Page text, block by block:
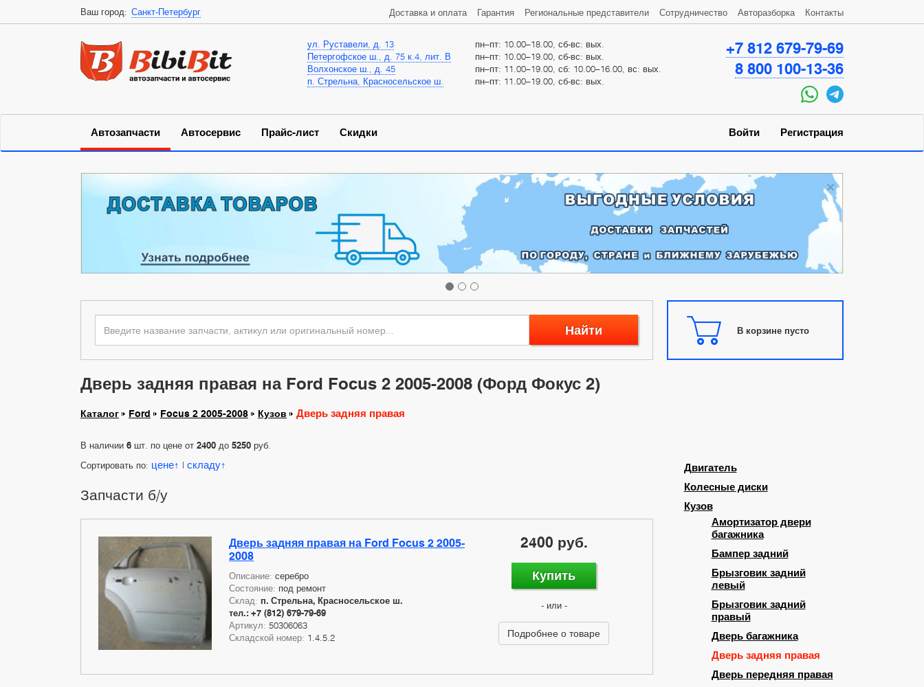
Ваш город: Санкт-Петербург
ул. Руставели, д. 13
пн–пт: 10.00–18.00, сб-вс: вых.
Петергофское ш., д. 75 к.4, лит. В
пн–пт: 10.00–19.00, сб-вс: вых.
Волхонское ш., д. 45
пн–пт: 11.00–19.00, сб: 10.00–16.00, вс: вых.
п. Стрельна, Красносельское ш.
пн–пт: 11.00–19.00, сб-вс: вых.
+7 812 679-79-69
8 800 100-13-36
Автозапчасти Автосервис Прайс-лист Скидки
Доставка и оплата Гарантия Региональные представители Сотрудничество Авторазборка Контакты
Войти Регистрация
×
Найти В корзине пусто
Дверь задняя правая на Ford Focus 2 2005-2008 (Форд Фокус 2)
Каталог Ford Focus 2 2005-2008 Кузов Дверь задняя правая
В наличии 6 шт. по цене от 2400 до 5250 руб.
Сортировать по: цене | складу
Запчасти б/у
Дверь задняя правая на Ford Focus 2 2005-
2008
Описание: серебро
Состояние: под ремонт
Склад: п. Стрельна, Красносельское ш.
тел.: +7 (812) 679-79-69
Артикул: 50306063
Складской номер: 1.4.5.2
2400 руб.
Купить
- или -
Подробнее о товаре
Двигатель
Колесные диски
Кузов
Амортизатор двери
багажника
Бампер задний
Брызговик задний
левый
Брызговик задний
правый
Дверь багажника
Дверь задняя правая
Дверь передняя правая